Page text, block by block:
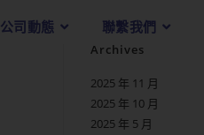
公司動態 聯繫我們
Archives
2025 年 11 月
2025 年 10 月
2025 年 5 月